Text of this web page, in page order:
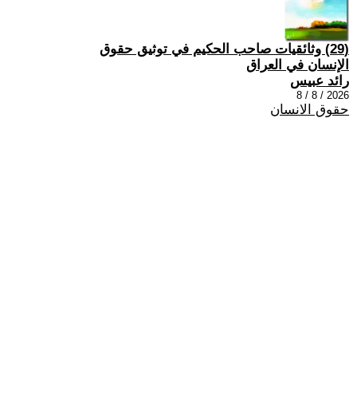
(29) وثائقيات صاحب الحكيم في توثيق حقوق
الإنسان في العراق
رائد عبيس
2026 / 8 / 8
حقوق الانسان